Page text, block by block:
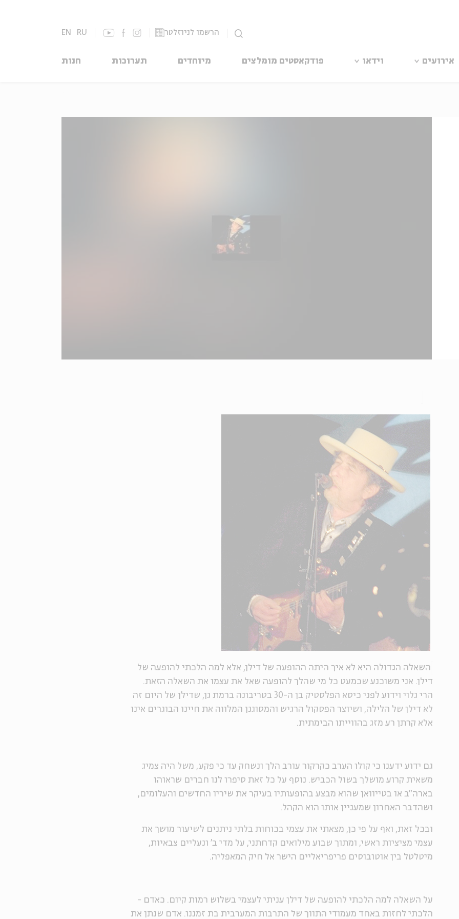
הרשמו לניוזלטר EN RU
אירועים וידאו פודקאסטים מומלצים מיוחדים תערוכות חנות
השאלה הגדולה היא לא איך היתה ההופעה של דילן, אלא למה הלכתי להופעה של
דילן. אני משוכנע שכמעט כל מי שהלך להופעה שאל את עצמו את השאלה הזאת.
הרי גלוי וידוע לפני כיסא הפלסטיק בן ה-30 בטריבונה ברמת גן, שדילן של היום זה
לא דילן של הלילה, ושיוצר הפסקול הרגיש והמסוגנן המלווה את חיינו הבוגרים אינו
אלא קרתן רע מזג בהווייתו הבימתית.
גם ידוע ידענו כי קולו הערב כקרקור עורב הלך ונשחק עד כי פקע, משל היה צמיג
משאית קרוע מושלך בשול הכביש. נוסף על כל זאת סיפרו לנו חברים שראוהו
בארה"ב או בטייוואן שהוא מבצע בהופעותיו בעיקר את שיריו החדשים והעלומים,
ושהדבר האחרון שמעניין אותו הוא הקהל.
ובכל זאת, ואף על פי כן, מצאתי את עצמי בכוחות בלתי ניתנים לשיעור מושך את
עצמי מציציות ראשי, ומתוך שבוע מילואים קדחתני, על מדי ב' ונעליים צבאיות,
מיטלטל בין אוטובוסים פריפריאליים הישר אל חיק המאפליה.
על השאלה למה הלכתי להופעה של דילן עניתי לעצמי בשלוש רמות קיום. כאדם -
הלכתי לחזות באחד מעמודי התווך של התרבות המערבית בת זמננו. אדם שנתן את